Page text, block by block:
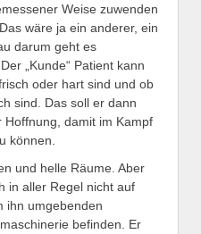
Weise zuwenden
wäre ja ein anderer, ein
darum geht es
„Kunde“ Patient kann
oder hart sind und ob
sind. Das soll er dann
damit im Kampf
können.
und helle Räume. Aber
in aller Regel nicht auf
ihn umgebenden
befinden. Er